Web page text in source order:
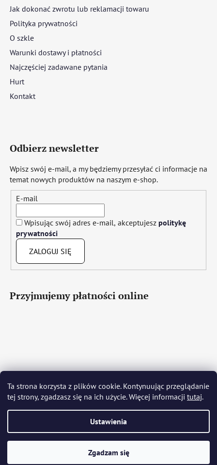
Ta strona korzysta z plików cookie. Kontynuując przeglądanie
tej strony, zgadzasz się na ich użycie. Więcej informacji tutaj.
Ustawienia
Zgadzam się
Jak dokonać zwrotu lub reklamacji towaru
Polityka prywatności
O szkle
Warunki dostawy i płatności
Najczęściej zadawane pytania
Hurt
Kontakt
Odbierz newsletter
Wpisz swój e-mail, a my będziemy przesyłać ci informacje na
temat nowych produktów na naszym e-shop.
E-mail
Wpisując swój adres e-mail, akceptujesz politykę
prywatności
ZALOGUJ SIĘ
Przyjmujemy płatności online
Język polski Română Italiano Español
Français
Português Български Hrvatski Slovenščina Srpski
Nederlands Українська Ελληνικά Svenska Dansk
Bohemia Crystal Glass